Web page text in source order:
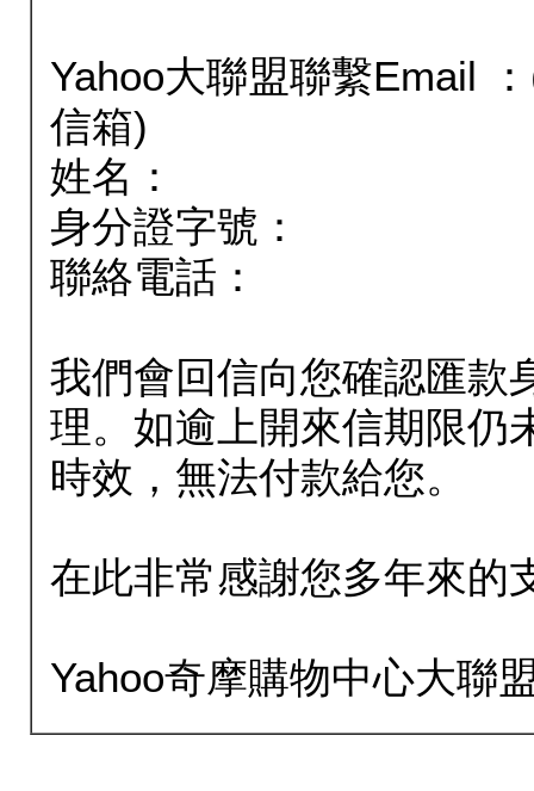
Yahoo大聯盟聯繫Email
信箱)
姓名：
身分證字號：
聯絡電話：
我們會回信向您確認匯款
理。如逾上開來信期限仍
時效，無法付款給您。
在此非常感謝您多年來的
Yahoo奇摩購物中心大